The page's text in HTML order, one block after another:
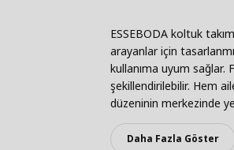
ESSEBODA koltuk
arayanlar için
kullanıma uyum sağlar.
şekillendirilebilir. Hem
düzeninin merkezinde
Daha Fazla Göster